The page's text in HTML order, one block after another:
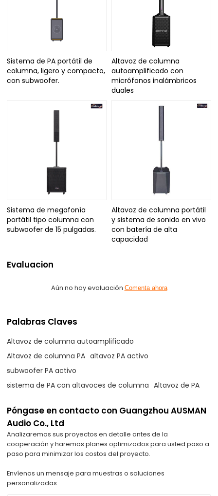
Sistema de PA portátil de
columna, ligero y compacto,
con subwoofer.
Altavoz de columna
autoamplificado con
micrófonos inalámbricos
duales
Sistema de megafonía
portátil tipo columna con
subwoofer de 15 pulgadas.
Altavoz de columna portátil
y sistema de sonido en vivo
con batería de alta
capacidad
Evaluacion
Aún no hay evaluación Comenta ahora
Palabras Claves
Altavoz de columna autoamplificado
Altavoz de columna PA altavoz PA activo
subwoofer PA activo
sistema de PA con altavoces de columna Altavoz de PA
Póngase en contacto con Guangzhou AUSMAN
Audio Co., Ltd
Analizaremos sus proyectos en detalle antes de la
cooperación y haremos planes optimizados para usted paso a
paso para minimizar los costos del proyecto.
Envíenos un mensaje para muestras o soluciones
personalizadas.